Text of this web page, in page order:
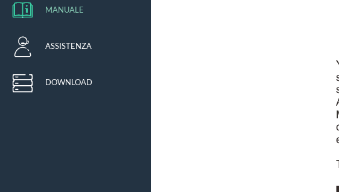
MANUALE
ASSISTENZA
DOWNLOAD